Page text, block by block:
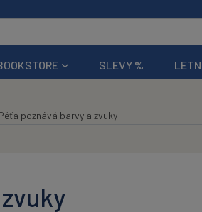
SLEVY %
poznává barvy a zvuky